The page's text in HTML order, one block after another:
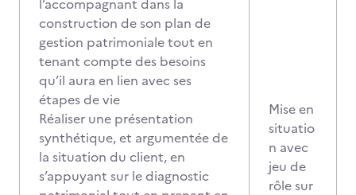
l’accompagnant dans la
construction de son plan de
gestion patrimoniale tout en
tenant compte des besoins
qu’il aura en lien avec ses
étapes de vie
Réaliser une présentation
synthétique, et argumentée de
la situation du client, en
s’appuyant sur le diagnostic
Mise en
situatio
n avec
jeu de
rôle sur